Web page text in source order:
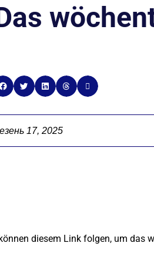
17, 2025
diesem Link folgen, um das